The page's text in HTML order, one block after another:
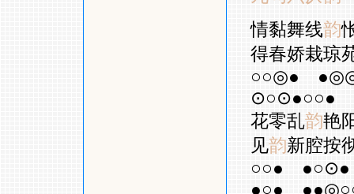
情黏舞线韵
得春娇栽琼
○○◎●
⊙○⊙●○○●
花零乱韵艳
见韵新腔按
○○●
●○⊙●
●○●